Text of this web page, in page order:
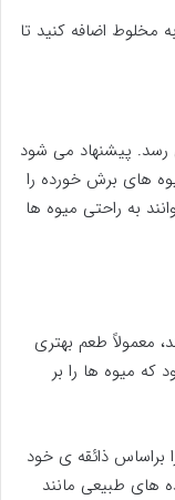
مخلوط اضافه کنید تا
پیشنهاد می شود
های برش خورده را
به راحتی میوه ها
معمولاً طعم بهتری
که میوه ها را بر
براساس ذائقه ی خود
های طبیعی مانند